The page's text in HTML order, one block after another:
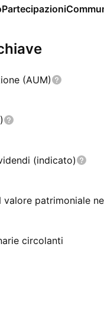
Partecipazioni
(AUM)
(indicato)
valore patrimoniale
circolanti